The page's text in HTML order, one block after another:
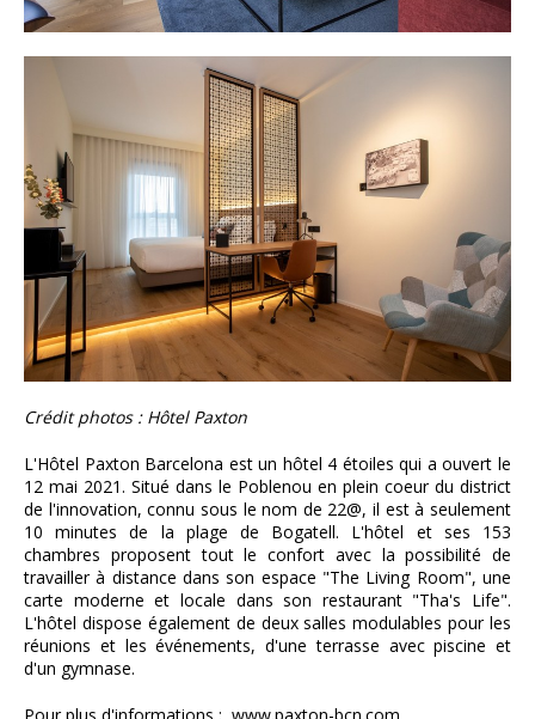
Crédit photos : Hôtel Paxton
L'Hôtel Paxton Barcelona est un hôtel 4 étoiles qui a ouvert le
12 mai 2021. Situé dans le Poblenou en plein coeur du district
de l'innovation, connu sous le nom de 22@, il est à seulement
10 minutes de la plage de Bogatell. L'hôtel et ses 153
chambres proposent tout le confort avec la possibilité de
travailler à distance dans son espace "The Living Room", une
carte moderne et locale dans son restaurant "Tha's Life".
L'hôtel dispose également de deux salles modulables pour les
réunions et les événements, d'une terrasse avec piscine et
d'un gymnase.